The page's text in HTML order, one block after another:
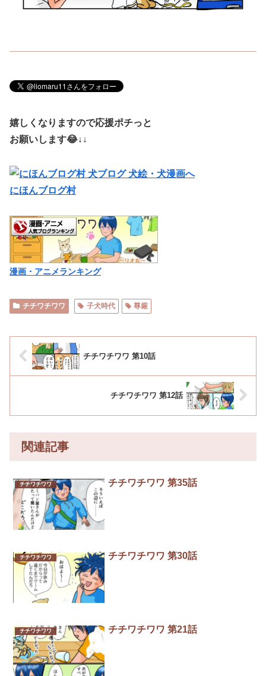
嬉しくなりますので応援ポチっと
お願いします😂↓↓
にほんブログ村
漫画・アニメランキング
チチワチワワ 子犬時代 尊厳
チチワチワワ 第10話
チチワチワワ 第12話
関連記事
チチワチワワ チチワチワワ 第35話
チチワチワワ チチワチワワ 第30話
チチワチワワ チチワチワワ 第21話